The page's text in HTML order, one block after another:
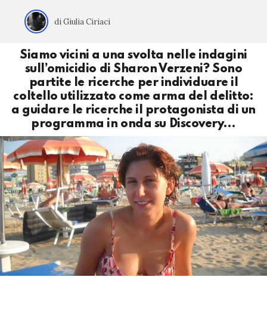
di Giulia Ciriaci
Siamo vicini a una svolta nelle indagini
sull’omicidio di Sharon Verzeni? Sono
partite le ricerche per individuare il
coltello utilizzato come arma del delitto:
a guidare le ricerche il protagonista di un
programma in onda su Discovery…